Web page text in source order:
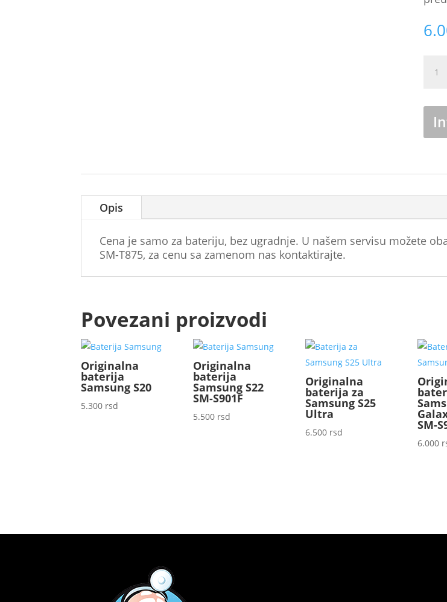
Tab
S7
T875
Opis
Cena je samo za bateriju, bez ugradnje. U našem servisu možete
SM-T875, za cenu sa zamenom nas kontaktirajte.
Povezani proizvodi
Originalna
baterija
Samsung S20
5.300 rsd
Originalna
baterija
Samsung S22
SM-S901F
5.500 rsd
Originalna
baterija za
Samsung S25
Ultra
6.500 rsd
SM-
6.000